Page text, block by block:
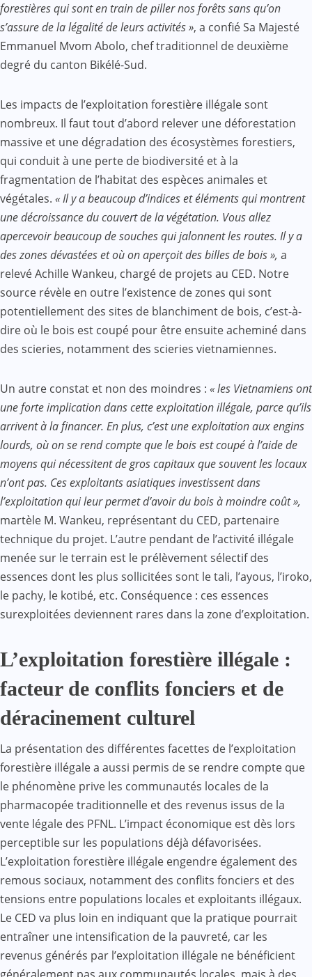
forestières qui sont en train de piller nos forêts sans qu’on
s’assure de la légalité de leurs activités », a confié Sa Majesté
Emmanuel Mvom Abolo, chef traditionnel de deuxième
degré du canton Bikélé-Sud.
Les impacts de l’exploitation forestière illégale sont
nombreux. Il faut tout d’abord relever une déforestation
massive et une dégradation des écosystèmes forestiers,
qui conduit à une perte de biodiversité et à la
fragmentation de l’habitat des espèces animales et
végétales. « Il y a beaucoup d’indices et éléments qui montrent
une décroissance du couvert de la végétation. Vous allez
apercevoir beaucoup de souches qui jalonnent les routes. Il y a
des zones dévastées et où on aperçoit des billes de bois », a
relevé Achille Wankeu, chargé de projets au CED. Notre
source révèle en outre l’existence de zones qui sont
potentiellement des sites de blanchiment de bois, c’est-à-
dire où le bois est coupé pour être ensuite acheminé dans
des scieries, notamment des scieries vietnamiennes.
Un autre constat et non des moindres : « les Vietnamiens ont
une forte implication dans cette exploitation illégale, parce qu’ils
arrivent à la financer. En plus, c’est une exploitation aux engins
lourds, où on se rend compte que le bois est coupé à l’aide de
moyens qui nécessitent de gros capitaux que souvent les locaux
n’ont pas. Ces exploitants asiatiques investissent dans
l’exploitation qui leur permet d’avoir du bois à moindre coût »,
martèle M. Wankeu, représentant du CED, partenaire
technique du projet. L’autre pendant de l’activité illégale
menée sur le terrain est le prélèvement sélectif des
essences dont les plus sollicitées sont le tali, l’ayous, l’iroko,
le pachy, le kotibé, etc. Conséquence : ces essences
surexploitées deviennent rares dans la zone d’exploitation.
L’exploitation forestière illégale :
facteur de conflits fonciers et de
déracinement culturel
La présentation des différentes facettes de l’exploitation
forestière illégale a aussi permis de se rendre compte que
le phénomène prive les communautés locales de la
pharmacopée traditionnelle et des revenus issus de la
vente légale des PFNL. L’impact économique est dès lors
perceptible sur les populations déjà défavorisées.
L’exploitation forestière illégale engendre également des
remous sociaux, notamment des conflits fonciers et des
tensions entre populations locales et exploitants illégaux.
Le CED va plus loin en indiquant que la pratique pourrait
entraîner une intensification de la pauvreté, car les
revenus générés par l’exploitation illégale ne bénéficient